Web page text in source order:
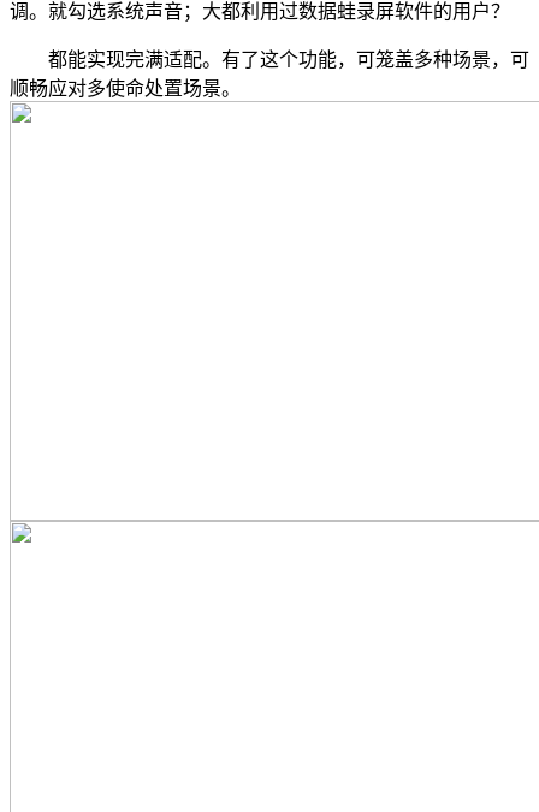
调。就勾选系统声音；大都利用过数据蛙录屏软件的用户？
都能实现完满适配。有了这个功能，可笼盖多种场景，可
顺畅应对多使命处置场景。